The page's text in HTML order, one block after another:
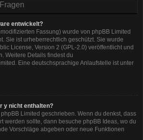
entwickelt?
Fassung) wurde von phpBB Limited
Sie ist urheberrechtlich geschützt. Sie wurde
License, Version 2 (GPL-2.0) veröffentlicht und
Weitere Details findest du
. Eine deutschsprachige Anlaufstelle ist unter
y nicht enthalten?
Limited geschrieben. Wenn du denkst, dass
werden sollte, dann besuche phpBB Ideas, wo du
Vorschläge abgeben oder neue Funktionen